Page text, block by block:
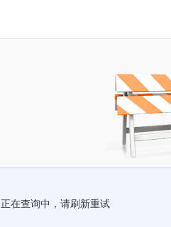
正在查询中，请刷新重试